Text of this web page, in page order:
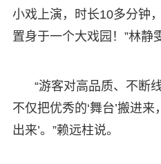
小戏上演，时长10多分钟
置身于一个大戏园！”林静
“游客对高品质、不断
不仅把优秀的‘舞台’搬进
出来’。”赖远柱说。